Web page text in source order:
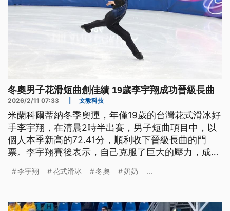
冬奧男子花滑短曲創佳績 19歲李宇翔成功晉級長曲
2026/2/11 07:33 文教科技
米蘭科爾蒂納冬季奧運，年僅19歲的台灣花式滑冰好
手李宇翔，在清晨2時半出賽，男子短曲項目中，以
個人本季新高的72.41分，順利收下晉級長曲的門
票。李宇翔賽後表示，自己克服了巨大的壓力，成功
致。
李宇翔 花式滑冰 冬奧 奶奶 ...